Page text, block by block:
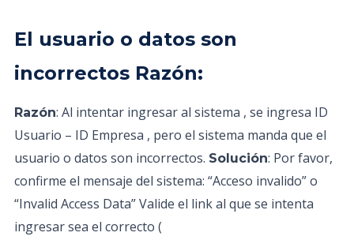
El usuario o datos son
incorrectos Razón:
Razón: Al intentar ingresar al sistema , se ingresa ID
Usuario – ID Empresa , pero el sistema manda que el
usuario o datos son incorrectos. Solución: Por favor,
confirme el mensaje del sistema: “Acceso invalido” o
“Invalid Access Data” Valide el link al que se intenta
ingresar sea el correcto (